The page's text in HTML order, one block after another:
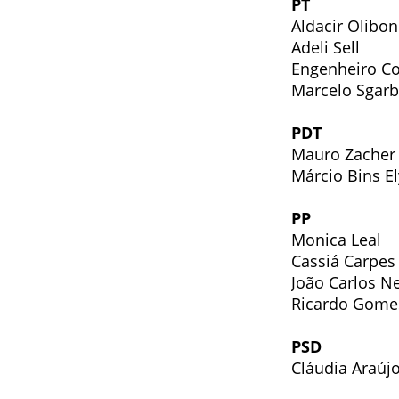
PT
Aldacir
Adeli Sell
Engenheiro
Marcelo
PDT
Mauro Zacher
Márcio Bins
PP
Monica Leal
Cassiá Carpes
João Carlos
Ricardo
PSD
Cláudia Araújo